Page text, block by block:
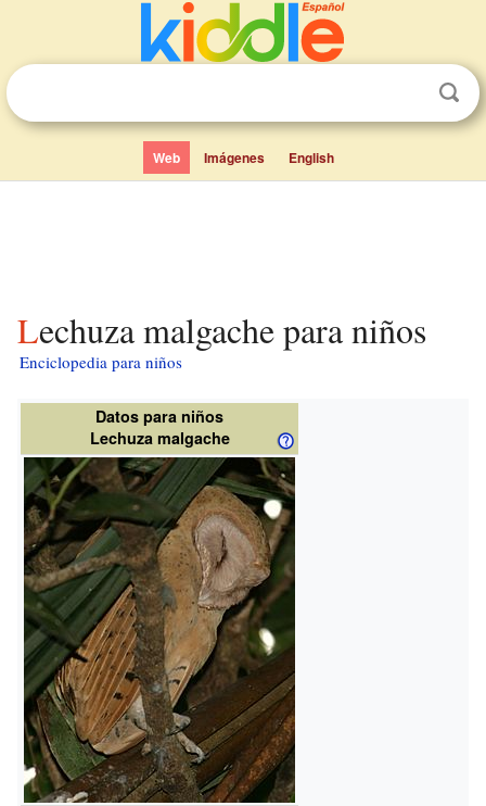
Web Imágenes English
Lechuza malgache para niños
Enciclopedia para niños
Datos para niños
Lechuza malgache